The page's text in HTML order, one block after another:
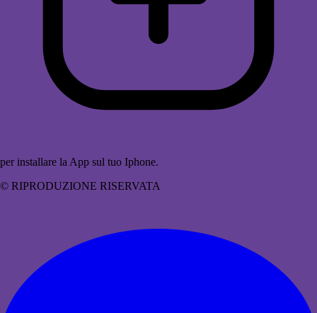
per installare la App sul tuo Iphone.
© RIPRODUZIONE RISERVATA